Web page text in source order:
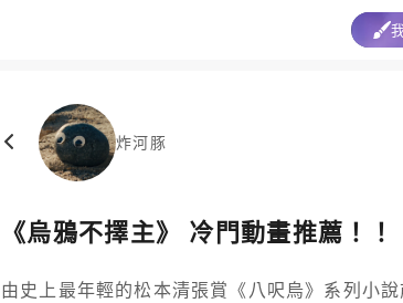
炸河豚
《烏鴉不擇主》 冷門動畫推薦！！
由史上最年輕的松本清張賞《八呎烏》系列小